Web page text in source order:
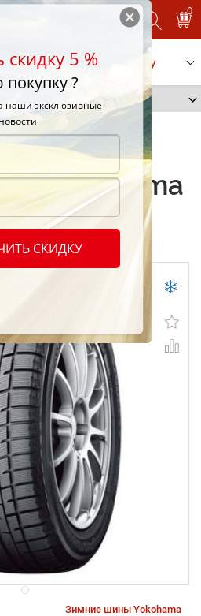
0
Заказать услугу
IG50 165/55 R15 75Q
Yokohama
165/55
Зимние шины Yokohama
скидку 5 %
?
наши эксклюзивные
СКИДКУ